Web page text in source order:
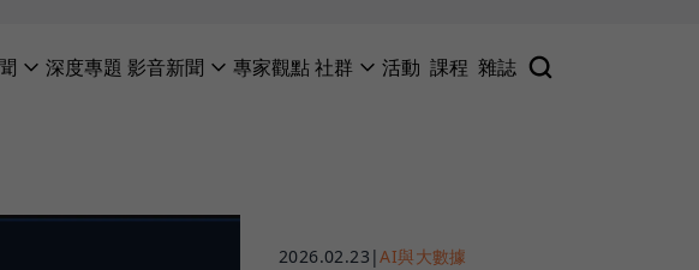
深度專題 影音新聞 專家觀點社群 活動 課程 雜誌
2026.02.23 |AI與大數據